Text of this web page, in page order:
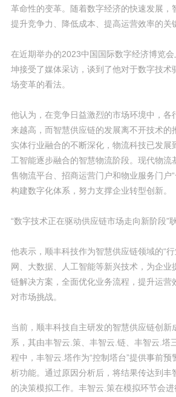
革命性的变革。随着数字经济的快速发展，
提升竞争力、降低成本、提高运营效率的关
在近期举办的2023中国国际数字经济博览
坤接受了媒体采访，谈到了他对于数字技术
场变革的看法。
他认为，在竞争日益激烈的市场环境中，各
来越高，而智慧供应链的发展离不开技术的
实体行业融合的不断深化，物流科技已发展
工智能逐步融合的智慧物流阶段。现代物流
售物流平台、招商运营门户和物业服务门户
构建数字化体系，努力支撑企业转型创新。
“数字技术正在驱动供应链市场走向新阶段”
他表示，顺丰科技作为智慧供应链领域的“
网、大数据、人工智能等新兴技术，为企业
链解决方案，全面优化业务流程，提升运营
对市场挑战。
当前，顺丰科技自主研发的智慧供应链创
系，其由丰智云.策、丰智云.链、丰智云.塔
程中，丰智云.塔作为“控制塔台”提供事前预
析功能。通过原因分析后，将结果传达到丰
的决策模拟工作。丰智云.策在模拟环节会